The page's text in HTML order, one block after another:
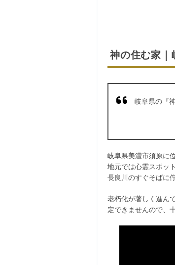
神の住む家｜
岐阜県の『
岐阜県美濃市須原に
地元では心霊スポッ
長良川のすぐそばに
老朽化が著しく進ん
定できませんので、